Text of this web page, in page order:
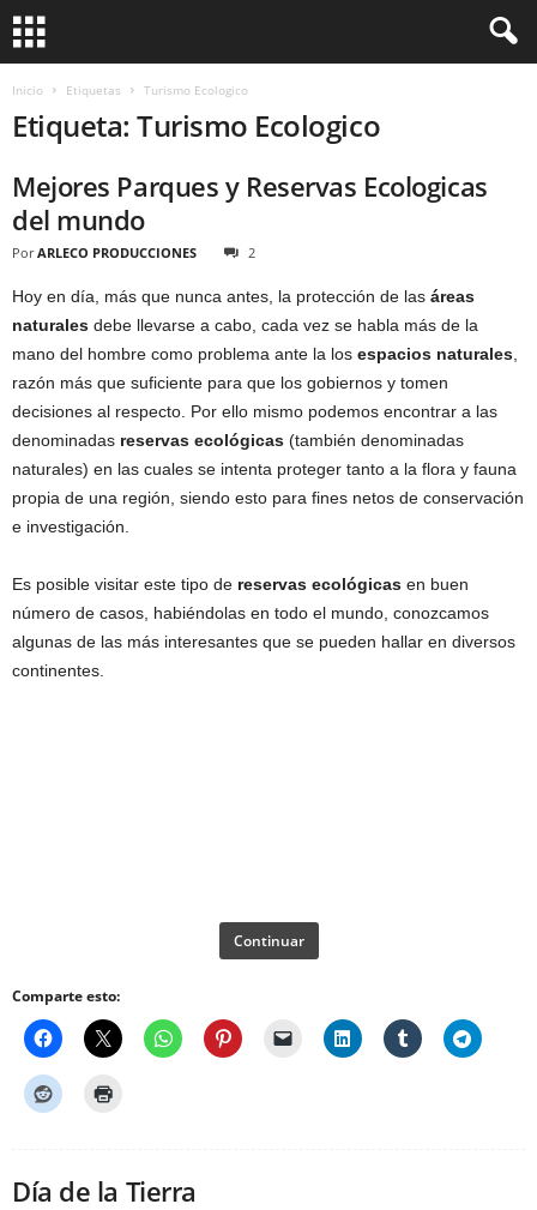
Inicio Etiquetas Turismo Ecologico
Etiqueta: Turismo Ecologico
Mejores Parques y Reservas Ecologicas
del mundo
Por ARLECO PRODUCCIONES 2
Hoy en día, más que nunca antes, la protección de las áreas
naturales debe llevarse a cabo, cada vez se habla más de la
mano del hombre como problema ante la los espacios naturales
razón más que suficiente para que los gobiernos y tomen
decisiones al respecto. Por ello mismo podemos encontrar a las
denominadas reservas ecológicas (también denominadas
naturales) en las cuales se intenta proteger tanto a la flora y fauna
propia de una región, siendo esto para fines netos de conservación
e investigación.
Es posible visitar este tipo de reservas ecológicas en buen
número de casos, habiéndolas en todo el mundo, conozcamos
algunas de las más interesantes que se pueden hallar en diversos
continentes.
Continuar
Comparte esto:
Día de la Tierra